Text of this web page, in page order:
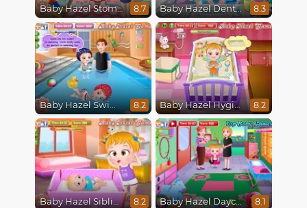
Baby Hazel Stomach Care 8.7 Baby Hazel Dental Care 8.3
Baby Hazel Swimming 8.2 Baby Hazel Hygiene 8.2
Baby Hazel Siblings Day 8.2 Baby Hazel Daycare 8.1